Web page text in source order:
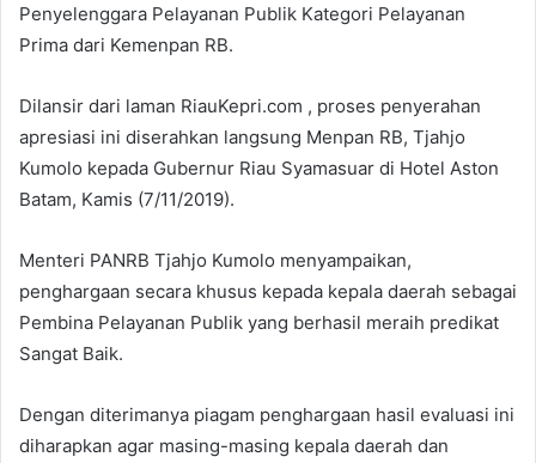
Penyelenggara Pelayanan Publik Kategori Pelayanan
Prima dari Kemenpan RB.
Dilansir dari laman RiauKepri.com , proses penyerahan
apresiasi ini diserahkan langsung Menpan RB, Tjahjo
Kumolo kepada Gubernur Riau Syamasuar di Hotel Aston
Batam, Kamis (7/11/2019).
Menteri PANRB Tjahjo Kumolo menyampaikan,
penghargaan secara khusus kepada kepala daerah sebagai
Pembina Pelayanan Publik yang berhasil meraih predikat
Sangat Baik.
Dengan diterimanya piagam penghargaan hasil evaluasi ini
diharapkan agar masing-masing kepala daerah dan